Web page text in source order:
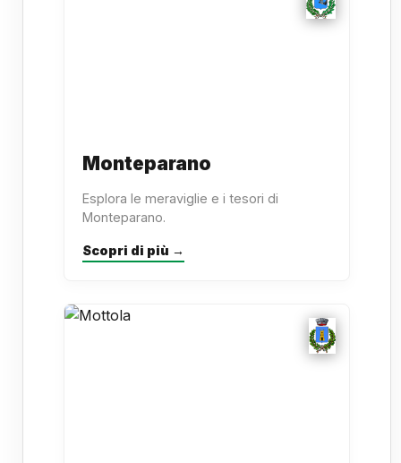
Monteparano
Esplora le meraviglie e i tesori di
Monteparano.
Scopri di più →